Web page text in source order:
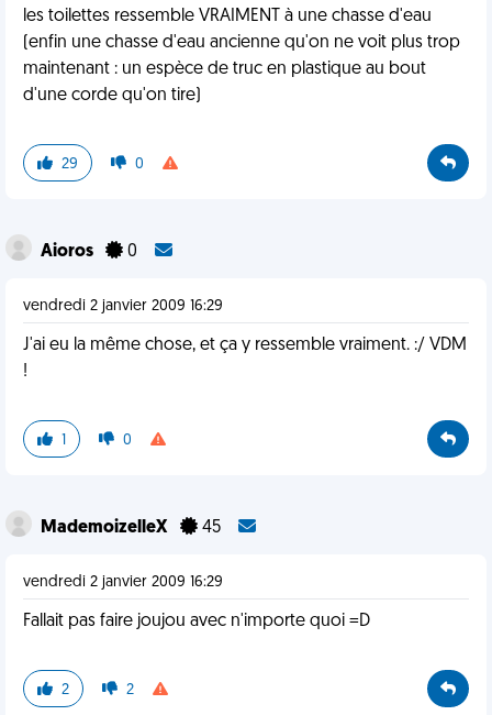
les toilettes ressemble VRAIMENT à une chasse d'eau
(enfin une chasse d'eau ancienne qu'on ne voit plus trop
maintenant : un espèce de truc en plastique au bout
d'une corde qu'on tire)
29 0
Aioros 0
vendredi 2 janvier 2009 16:29
J'ai eu la même chose, et ça y ressemble vraiment. :/ VDM
!
1 0
MademoizelleX 45
vendredi 2 janvier 2009 16:29
Fallait pas faire joujou avec n'importe quoi =D
2 2